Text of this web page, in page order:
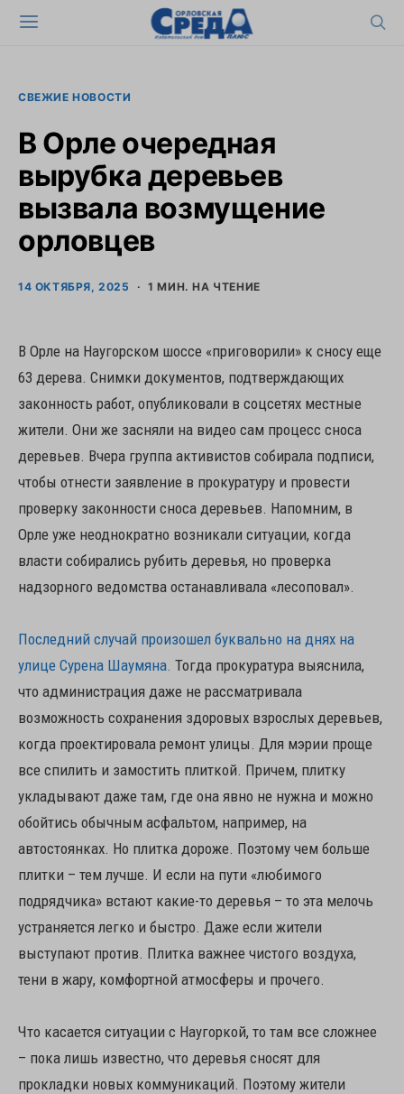
СВЕЖИЕ НОВОСТИ
В Орле очередная
вырубка деревьев
вызвала возмущение
орловцев
14 ОКТЯБРЯ, 2025 1 МИН. НА ЧТЕНИЕ
В Орле на Наугорском шоссе «приговорили» к сносу еще
63 дерева. Снимки документов, подтверждающих
законность работ, опубликовали в соцсетях местные
жители. Они же засняли на видео сам процесс сноса
деревьев. Вчера группа активистов собирала подписи,
чтобы отнести заявление в прокуратуру и провести
проверку законности сноса деревьев. Напомним, в
Орле уже неоднократно возникали ситуации, когда
власти собирались рубить деревья, но проверка
надзорного ведомства останавливала «лесоповал».
Последний случай произошел буквально на днях на
улице Сурена Шаумяна. Тогда прокуратура выяснила,
что администрация даже не рассматривала
возможность сохранения здоровых взрослых деревьев,
когда проектировала ремонт улицы. Для мэрии проще
все спилить и замостить плиткой. Причем, плитку
укладывают даже там, где она явно не нужна и можно
обойтись обычным асфальтом, например, на
автостоянках. Но плитка дороже. Поэтому чем больше
плитки – тем лучше. И если на пути «любимого
подрядчика» встают какие-то деревья – то эта мелочь
устраняется легко и быстро. Даже если жители
выступают против. Плитка важнее чистого воздуха,
тени в жару, комфортной атмосферы и прочего.
Что касается ситуации с Наугоркой, то там все сложнее
– пока лишь известно, что деревья сносят для
прокладки новых коммуникаций. Поэтому жители